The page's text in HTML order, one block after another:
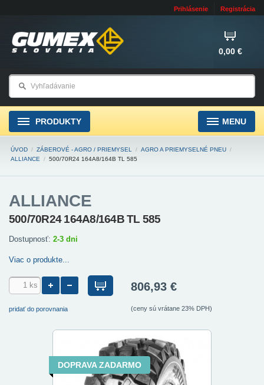
Prihlásenie Registrácia
0,00 €
PRODUKTY MENU
ÚVOD / ZÁBEROVÉ - AGRO / PRIEMYSEL / AGRO A PRIEMYSELNÉ PNEU /
ALLIANCE
/ 500/70R24 164A8/164B TL 585
ALLIANCE
500/70R24 164A8/164B TL 585
Dostupnosť: 2-3 dni
Viac o produkte...
pridať do porovnania
806,93 €
(ceny sú vrátane 23% DPH)
DOPRAVA ZADARMO